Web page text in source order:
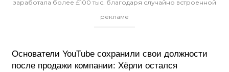
заработала более £100 тыс. благодаря случайно встроенной
рекламе
Основатели YouTube сохранили свои должности
после продажи компании: Хёрли остался